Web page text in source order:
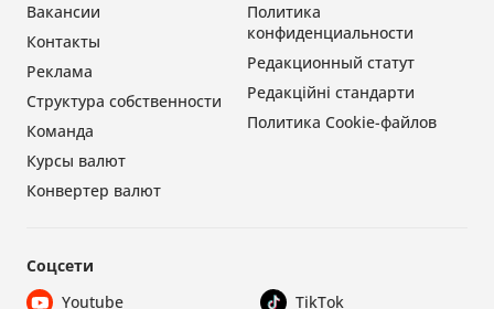
Политика
конфиденциальности
Редакционный статут
Редакційні стандарти
Политика Cookie-файлов
Вакансии
Контакты
Реклама
Структура собственности
Команда
Курсы валют
Конвертер валют
Соцсети
Youtube
TikTok